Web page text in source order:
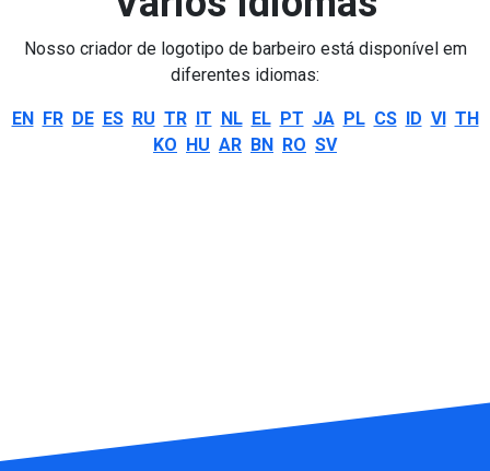
Nosso criador de logotipo de barbeiro está disponível em
diferentes idiomas:
EN FR DE ES RU TR IT NL EL PT JA PL CS ID VI TH
KO HU AR BN RO SV